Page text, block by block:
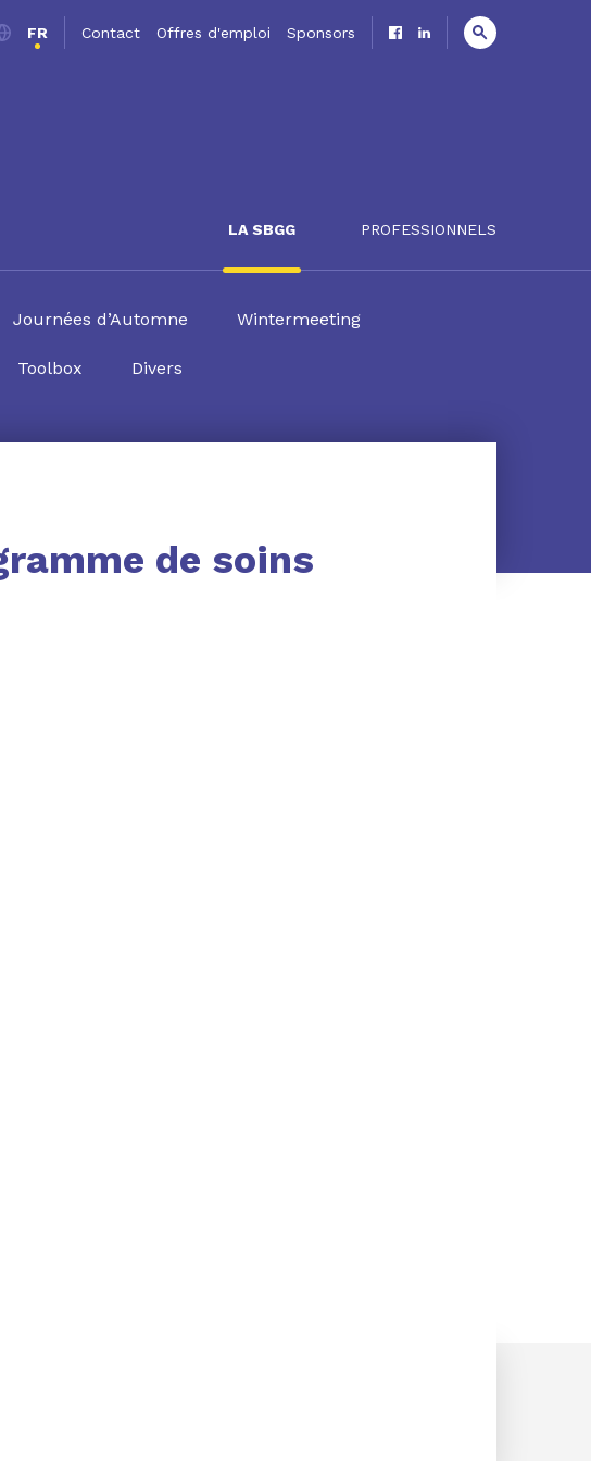
FR Contact Offres d'emploi Sponsors
LA SBGG PROFESSIONNELS
Journées d’Automne Wintermeeting
Toolbox Divers
de soins